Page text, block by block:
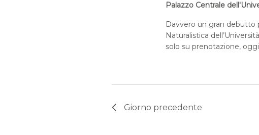
Palazzo Centrale
Davvero un gran debutto
Naturalistica
solo su prenotazione,
Giorno precedente